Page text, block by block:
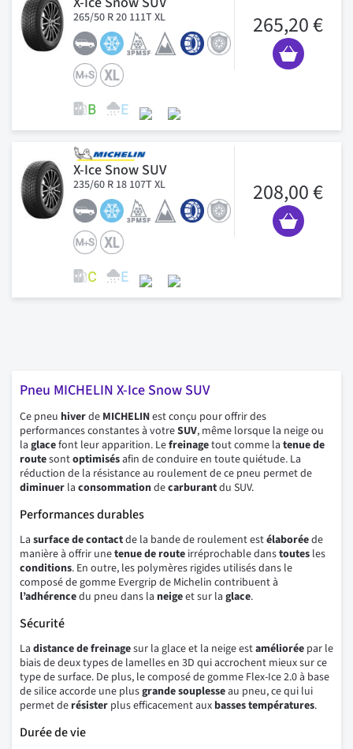
265/50 R 20 111T XL 265,20 €
X-Ice Snow SUV
235/60 R 18 107T XL 208,00 €
Pneu MICHELIN X-Ice Snow SUV
Ce pneu hiverde MICHELINest conçu pour offrir des
performances constantes à votreSUV, même lorsque la neige ou
la glacefont leur apparition. Lefreinagetout comme la tenue de
routesontoptimisésafin de conduire en toute quiétude. La
réduction de la résistance au roulement de ce pneu permet de
diminuer la consommationdecarburantdu SUV.
Performances durables
La surface de contactde la bande de roulement estélaboréede
manière à offrir unetenue de route irréprochable danstoutes les
conditions. En outre, les polymères rigides utilisés dans le
composé de gomme Evergrip de Michelin contribuent à
l’adhérencedu pneu dans la neigeet sur la glace.
Sécurité
La distance de freinagesur la glace et la neige estaméliorée par le
biais de deux types de lamelles en 3D qui accrochent mieux sur ce
type de surface. De plus, le composé de gomme Flex-Ice 2.0 à base
de silice accorde une plusgrandesouplesseau pneu, ce qui lui
permet de résister plus efficacement aux bassestempératures.
Durée de vie